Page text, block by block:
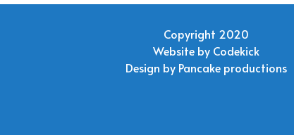
Copyright 2020
Website by Codekick
Design by Pancake productions